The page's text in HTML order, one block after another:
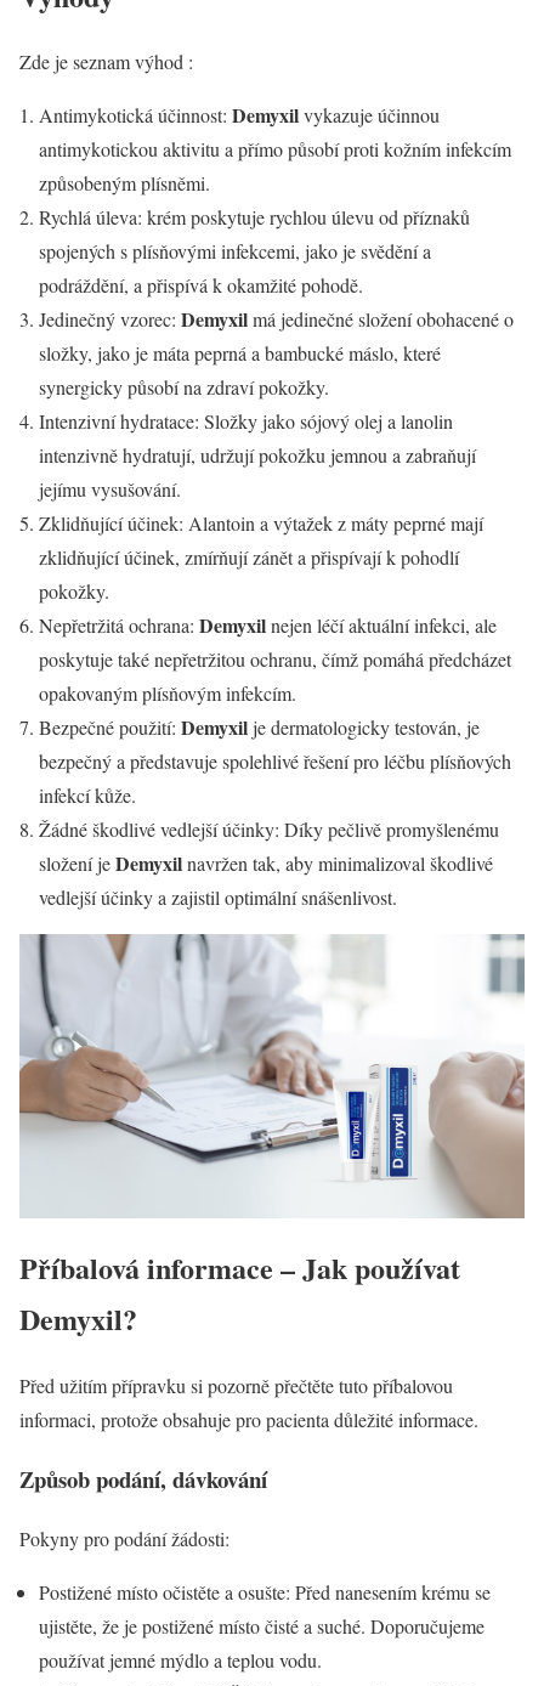
Zde je seznam výhod :
Antimykotická účinnost: Demyxilvykazuje účinnou
antimykotickou aktivitu a přímo působí proti kožním infekcím
způsobeným plísněmi.
Rychlá úleva: krém poskytuje rychlou úlevu od příznaků
spojených s plísňovými infekcemi, jako je svědění a
podráždění, a přispívá k okamžité pohodě.
Jedinečný vzorec: Demyxilmá jedinečné složení obohacené o
složky, jako je máta peprná a bambucké máslo, které
synergicky působí na zdraví pokožky.
Intenzivní hydratace: Složky jako sójový olej a lanolin
intenzivně hydratují, udržují pokožku jemnou a zabraňují
jejímu vysušování.
Zklidňující účinek: Alantoin a výtažek z máty peprné mají
zklidňující účinek, zmírňují zánět a přispívají k pohodlí
pokožky.
Nepřetržitá ochrana: Demyxilnejen léčí aktuální infekci, ale
poskytuje také nepřetržitou ochranu, čímž pomáhá předcházet
opakovaným plísňovým infekcím.
Bezpečné použití: Demyxilje dermatologicky testován, je
bezpečný a představuje spolehlivé řešení pro léčbu plísňových
infekcí kůže.
Žádné škodlivé vedlejší účinky: Díky pečlivě promyšlenému
složení jeDemyxilnavržen tak, aby minimalizoval škodlivé
vedlejší účinky a zajistil optimální snášenlivost.
Příbalová informace – Jak používat
Demyxil?
Před užitím přípravku si pozorně přečtěte tuto příbalovou
informaci, protože obsahuje pro pacienta důležité informace.
Způsob podání, dávkování
Pokyny pro podání žádosti:
Postižené místo očistěte a osušte: Před nanesením krému se
ujistěte, že je postižené místo čisté a suché. Doporučujeme
používat jemné mýdlo a teplou vodu.